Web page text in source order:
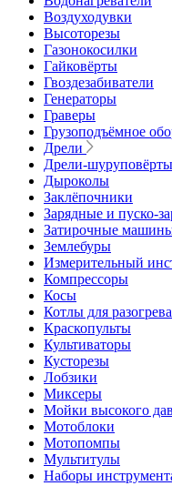
Воздуходувки
Высоторезы
Газонокосилки
Гайковёрты
Гвоздезабиватели
Генераторы
Граверы
Грузоподъёмное
Дрели
Дрели-шуруповёрты
Дыроколы
Заклёпочники
Зарядные и пуско-
Затирочные
Землебуры
Измерительный
Компрессоры
Косы
Котлы для
Краскопульты
Культиваторы
Кусторезы
Лобзики
Миксеры
Мойки высокого
Мотоблоки
Мотопомпы
Мультитулы
Наборы